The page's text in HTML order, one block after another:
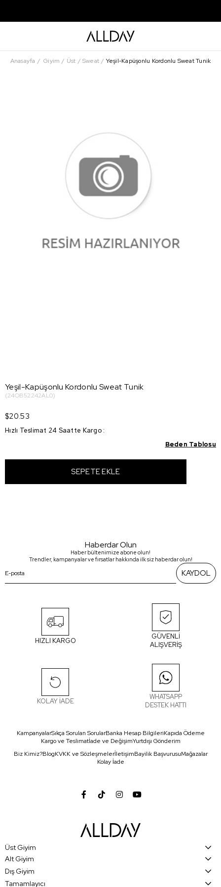
Anasayfa Giyim Üst Sweat Yeşil-Kapüşonlu Kordonlu Sweat Tunik
Yeşil-Kapüşonlu Kordonlu Sweat Tunik
(24OB52242AL0)
$20.53
Hızlı Teslimat 24 Saatte Kargo :
Beden Tablosu
Beden Tablosu
Haberdar Olun
Haber bültenimize abone olun!
Trendler, kampanyalar ve fırsatlar hakkında ilk siz haberdar olun!
KAYDOL
HIZLI KARGO
GÜVENLİ
ALIŞVERİŞ
KOLAY İADE
WHATSAPP
DESTEK HATTI
KampanyalarSıkça Sorulan SorularBanka Hesap BilgileriKapıda Ödeme
Kargo ve Teslimatİade ve DeğişimYurtdışı Gönderim
Biz Kimiz?BlogKVKK ve SözleşmelerİletişimBayilik BaşvurusuMağazalar
Kolay İade
Üst Giyim
Alt Giyim
Dış Giyim
Tamamlayıcı